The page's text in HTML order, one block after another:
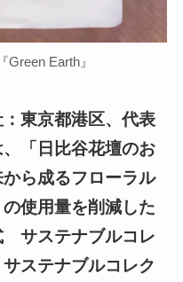
Earth』
東京都港区、代表
「日比谷花壇のお
ら成るフローラル
使用量を削減した
サステナブルコレ
ステナブルコレク